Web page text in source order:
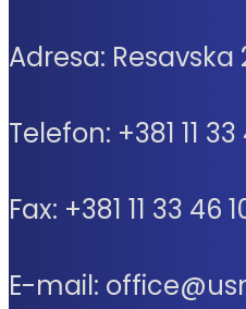
Adresa: Resavska
Telefon: +381 11 33
Fax: +381 11 33 46
E-mail: